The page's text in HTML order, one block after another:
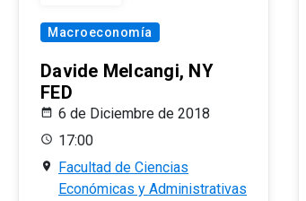
Macroeconomía
Davide Melcangi, NY
FED
6 de Diciembre de 2018
17:00
Facultad de Ciencias
Económicas y Administrativas